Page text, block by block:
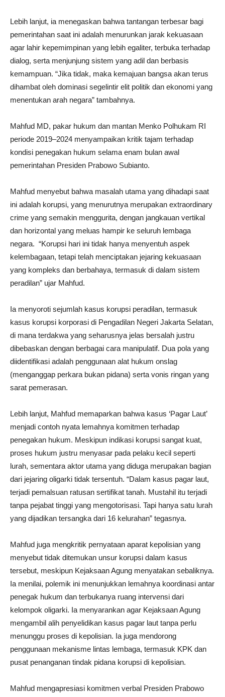
Lebih lanjut, ia menegaskan bahwa tantangan terbesar bagi
pemerintahan saat ini adalah menurunkan jarak kekuasaan
agar lahir kepemimpinan yang lebih egaliter, terbuka terhadap
dialog, serta menjunjung sistem yang adil dan berbasis
kemampuan. “Jika tidak, maka kemajuan bangsa akan terus
dihambat oleh dominasi segelintir elit politik dan ekonomi yang
menentukan arah negara” tambahnya.
Mahfud MD, pakar hukum dan mantan Menko Polhukam RI
periode 2019–2024 menyampaikan kritik tajam terhadap
kondisi penegakan hukum selama enam bulan awal
pemerintahan Presiden Prabowo Subianto.
Mahfud menyebut bahwa masalah utama yang dihadapi saat
ini adalah korupsi, yang menurutnya merupakan extraordinary
crime yang semakin menggurita, dengan jangkauan vertikal
dan horizontal yang meluas hampir ke seluruh lembaga
negara. “Korupsi hari ini tidak hanya menyentuh aspek
kelembagaan, tetapi telah menciptakan jejaring kekuasaan
yang kompleks dan berbahaya, termasuk di dalam sistem
peradilan” ujar Mahfud.
Ia menyoroti sejumlah kasus korupsi peradilan, termasuk
kasus korupsi korporasi di Pengadilan Negeri Jakarta Selatan,
di mana terdakwa yang seharusnya jelas bersalah justru
dibebaskan dengan berbagai cara manipulatif. Dua pola yang
diidentifikasi adalah penggunaan alat hukum onslag
(menganggap perkara bukan pidana) serta vonis ringan yang
sarat pemerasan.
Lebih lanjut, Mahfud memaparkan bahwa kasus ‘Pagar Laut’
menjadi contoh nyata lemahnya komitmen terhadap
penegakan hukum. Meskipun indikasi korupsi sangat kuat,
proses hukum justru menyasar pada pelaku kecil seperti
lurah, sementara aktor utama yang diduga merupakan bagian
dari jejaring oligarki tidak tersentuh. “Dalam kasus pagar laut,
terjadi pemalsuan ratusan sertifikat tanah. Mustahil itu terjadi
tanpa pejabat tinggi yang mengotorisasi. Tapi hanya satu lurah
yang dijadikan tersangka dari 16 kelurahan” tegasnya.
Mahfud juga mengkritik pernyataan aparat kepolisian yang
menyebut tidak ditemukan unsur korupsi dalam kasus
tersebut, meskipun Kejaksaan Agung menyatakan sebaliknya.
Ia menilai, polemik ini menunjukkan lemahnya koordinasi antar
penegak hukum dan terbukanya ruang intervensi dari
kelompok oligarki. Ia menyarankan agar Kejaksaan Agung
mengambil alih penyelidikan kasus pagar laut tanpa perlu
menunggu proses di kepolisian. Ia juga mendorong
penggunaan mekanisme lintas lembaga, termasuk KPK dan
pusat penanganan tindak pidana korupsi di kepolisian.
Mahfud mengapresiasi komitmen verbal Presiden Prabowo